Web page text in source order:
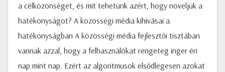
a célközönséget, és mit tehetünk azért, hogy növeljük a
hatékonyságot? A közösségi média kihívásai a
hatékonyságban A közösségi média fejlesztői tisztában
vannak azzal, hogy a felhasználókat rengeteg inger éri
nap mint nap. Ezért az algoritmusok elsődlegesen azokat